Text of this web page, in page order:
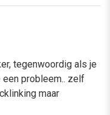
tegenwoordig als je
een probleem.. zelf
maar